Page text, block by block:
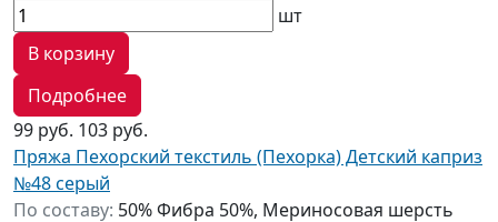
шт
В корзину
Подробнее
99 руб. 103 руб.
Пряжа Пехорский текстиль (Пехорка) Детский каприз
№48 серый
По составу: 50% Фибра 50%, Мериносовая шерсть